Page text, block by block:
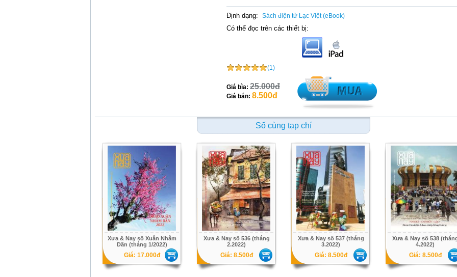
Định dạng: Sách điện tử Lạc Việt (eBook)
Có thể đọc trên các thiết bị:
(1)
Giá bìa: 25.000đ
Giá bán: 8.500đ
Số cùng tạp chí
Xưa & Nay số Xuân Nhâm
Dần (tháng 1/2022)
Giá: 17.000đ
Xưa & Nay số 536 (tháng
2.2022)
Giá: 8.500đ
Xưa & Nay số 537 (tháng
3.2022)
Giá: 8.500đ
Xưa & Nay số 538
4.2022)
Giá: 8.500đ